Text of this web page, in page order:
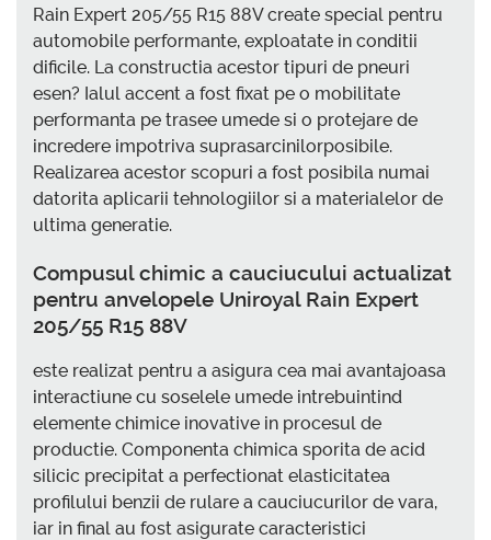
Rain Expert 205/55 R15 88V create special pentru
automobile performante, exploatate in conditii
dificile. La constructia acestor tipuri de pneuri
esen? Ialul accent a fost fixat pe o mobilitate
performanta pe trasee umede si o protejare de
incredere impotriva suprasarcinilorposibile.
Realizarea acestor scopuri a fost posibila numai
datorita aplicarii tehnologiilor si a materialelor de
ultima generatie.
Compusul chimic a cauciucului actualizat
pentru anvelopele Uniroyal Rain Expert
205/55 R15 88V
este realizat pentru a asigura cea mai avantajoasa
interactiune cu soselele umede intrebuintind
elemente chimice inovative in procesul de
productie. Componenta chimica sporita de acid
silicic precipitat a perfectionat elasticitatea
profilului benzii de rulare a cauciucurilor de vara,
iar in final au fost asigurate caracteristici